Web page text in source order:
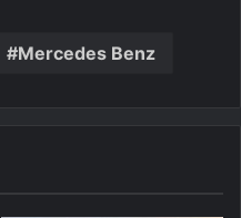
Mercedes Benz